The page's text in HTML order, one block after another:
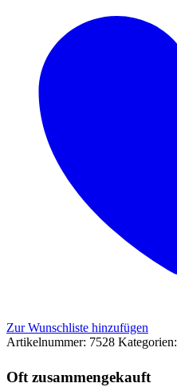
Zur Wunschliste hinzufügen
Artikelnummer: 7528 Kategorien:
Oft zusammengekauft